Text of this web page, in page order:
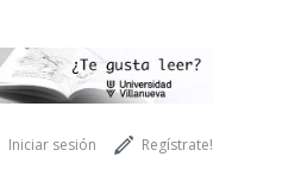
Regístrate!
Iniciar sesión